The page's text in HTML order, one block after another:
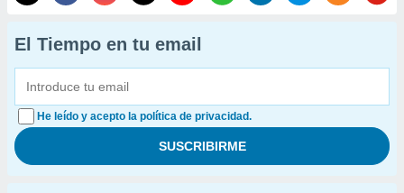
El Tiempo en tu email
He leído y acepto la política de privacidad.